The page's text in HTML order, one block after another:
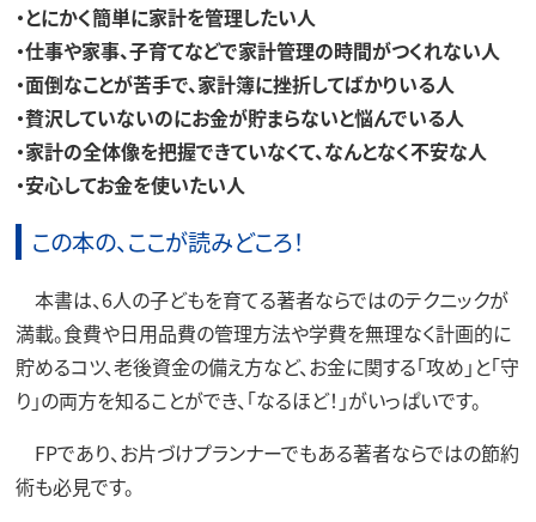
・とにかく簡単に家計を管理したい人
・仕事や家事、子育てなどで家計管理の時間がつくれない人
・面倒なことが苦手で、家計簿に挫折してばかりいる人
・贅沢していないのにお金が貯まらないと悩んでいる人
・家計の全体像を把握できていなくて、なんとなく不安な人
・安心してお金を使いたい人
この本の、ここが読みどころ！
本書は、6人の子どもを育てる著者ならではのテクニックが
満載。食費や日用品費の管理方法や学費を無理なく計画的に
貯めるコツ、老後資金の備え方など、お金に関する「攻め」と「守
り」の両方を知ることができ、「なるほど！」がいっぱいです。
FPであり、お片づけプランナーでもある著者ならではの節約
術も必見です。